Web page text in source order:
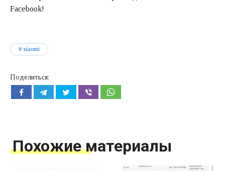
Facebook!
xiaomi
Поделиться:
Похожие материалы